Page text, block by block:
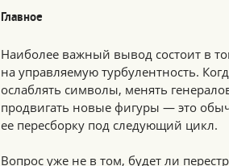
Главное
Наиболее важный вывод состоит в
на управляемую турбулентность.
ослаблять символы, менять
продвигать новые фигуры — это
ее пересборку под следующий цикл.
Вопрос уже не в том, будет ли